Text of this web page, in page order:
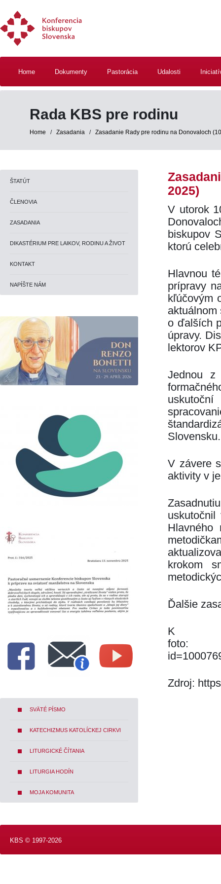
Home Dokumenty Pastorácia Udalosti
Rada KBS pre rodinu
Home / Zasadania / Zasadanie Rady pre rodinu na Donovaloch
ŠTATÚT
ČLENOVIA
ZASADANIA
DIKASTÉRIUM PRE LAIKOV, RODINU A ŽIVOT
KONTAKT
NAPÍŠTE NÁM
SVÄTÉ PÍSMO
KATECHIZMUS KATOLÍCKEJ CIRKVI
LITURGICKÉ ČÍTANIA
LITURGIA HODÍN
MOJA KOMUNITA
2025)
V utorok
biskupov
ktorú
Hlavnou
prípravy
kľúčovým
aktuálnom
o ďalších
úpravy.
lektorov
Jednou z
Slovensku.
V závere
aktivity v
Hlavného
krokom
Ďalšie
K
foto:
Zdroj:
KBS © 1997-2026